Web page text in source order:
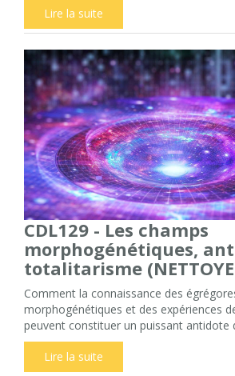
Lire la suite
CDL129 - Les champs
morphogénétiques,
totalitarisme
Comment la connaissance des
morphogénétiques et des expériences
peuvent constituer un puissant antidote
Lire la suite